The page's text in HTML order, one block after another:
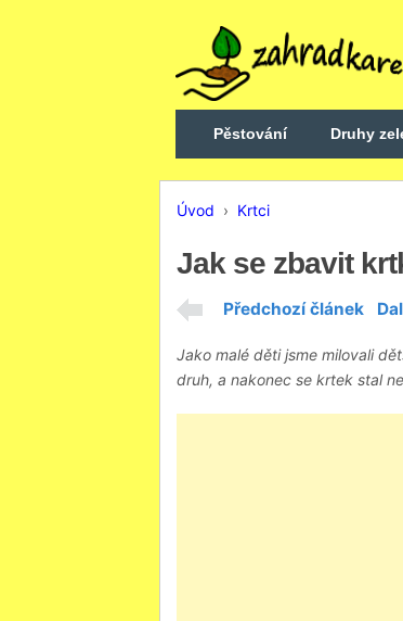
Pěstování Druhy
Úvod › Krtci
Jak se zbavit
Předchozí článek
Jako malé děti jsme milovali
druh, a nakonec se krtek stal